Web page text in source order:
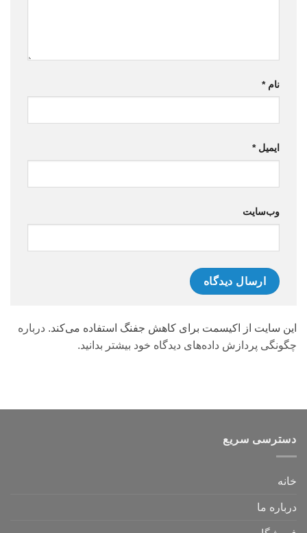
نام*
ایمیل*
وب‌سایت
این سایت از اکیسمت برای کاهش جفنگ استفاده می‌کند. درباره
چگونگی پردازش داده‌های دیدگاه خود بیشتر بدانید.
دسترسی سریع
خانه
درباره ما